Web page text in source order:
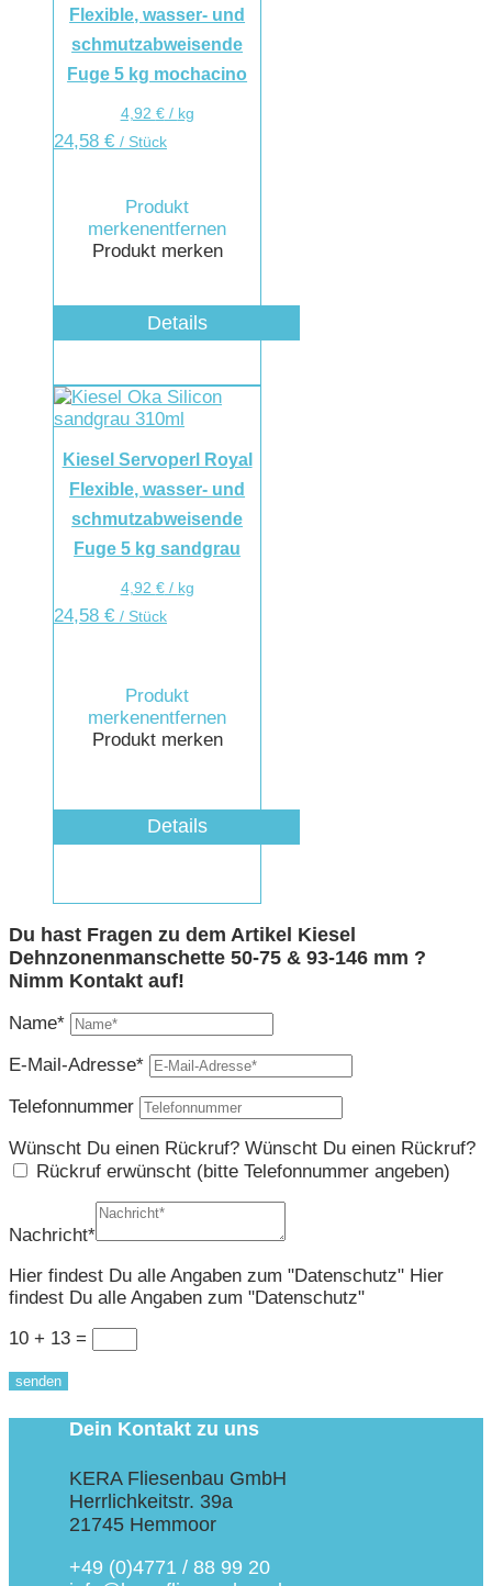
Flexible, wasser- und
schmutzabweisende
Fuge 5 kg mochacino
4,92 €/ kg
24,58 € / Stück
Produkt
merkenentfernen
Produkt merken
Details
Kiesel Servoperl Royal
Flexible, wasser- und
schmutzabweisende
Fuge 5 kg sandgrau
4,92 €/ kg
24,58 € / Stück
Produkt
merkenentfernen
Produkt merken
Details
Du hast Fragen zu dem Artikel Kiesel
Dehnzonenmanschette 50-75 & 93-146 mm ?
Nimm Kontakt auf!
Name*
E-Mail-Adresse*
Telefonnummer
Wünscht Du einen Rückruf? Wünscht Du einen Rückruf?
Rückruf erwünscht (bitte Telefonnummer angeben)
Nachricht*
Hier findest Du alle Angaben zum "Datenschutz" Hier
findest Du alle Angaben zum "Datenschutz"
10 + 13 =
senden
Dein Kontakt zu uns
KERA Fliesenbau GmbH
Herrlichkeitstr. 39a
21745 Hemmoor
+49 (0)4771 / 88 99 20